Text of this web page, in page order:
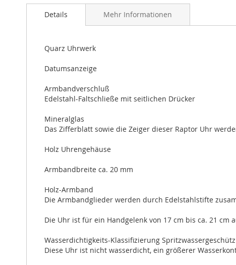
Anfang
Details
Quarz Uhrwerk
Datumsanzeige
Armbandverschluß
Edelstahl-Faltschließe mit seitlichen Drücker
Mineralglas
Das Zifferblatt sowie die Zeiger dieser Raptor Uhr
Holz Uhrengehäuse
Armbandbreite ca. 20 mm
Holz-Armband
Die Armbandglieder werden durch Edelstahlstifte
Die Uhr ist für ein Handgelenk von 17 cm bis ca. 21 cm
Wasserdichtigkeits-Klassifizierung Spritzwassergeschütz
Diese Uhr ist nicht wasserdicht, ein größerer
Mehr Informationen